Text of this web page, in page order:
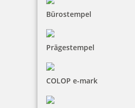
Bürostempel
Prägestempel
COLOP e-mark
Trodat Professional 54110
164,00 €